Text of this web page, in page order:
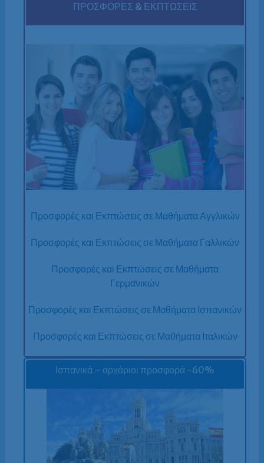
ΠΡΟΣΦΟΡΕΣ & ΕΚΠΤΩΣΕΙΣ
Προσφορές και Εκπτώσεις σε Μαθήματα Αγγλικών
Προσφορές και Εκπτώσεις σε Μαθήματα Γαλλικών
Προσφορές και Εκπτώσεις σε Μαθήματα
Γερμανικών
Προσφορές και Εκπτώσεις σε Μαθήματα Ισπανικών
Προσφορές και Εκπτώσεις σε Μαθήματα Ιταλικών
Ισπανικά – αρχάριοι προσφορά -60%